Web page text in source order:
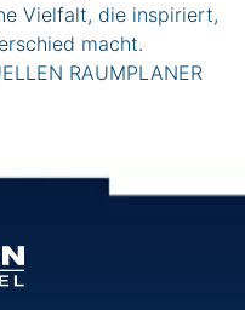
Vielfalt, die inspiriert,
macht.
RAUMPLANER